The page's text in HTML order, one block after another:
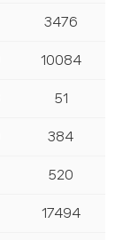
3476
10084
51
384
520
17494